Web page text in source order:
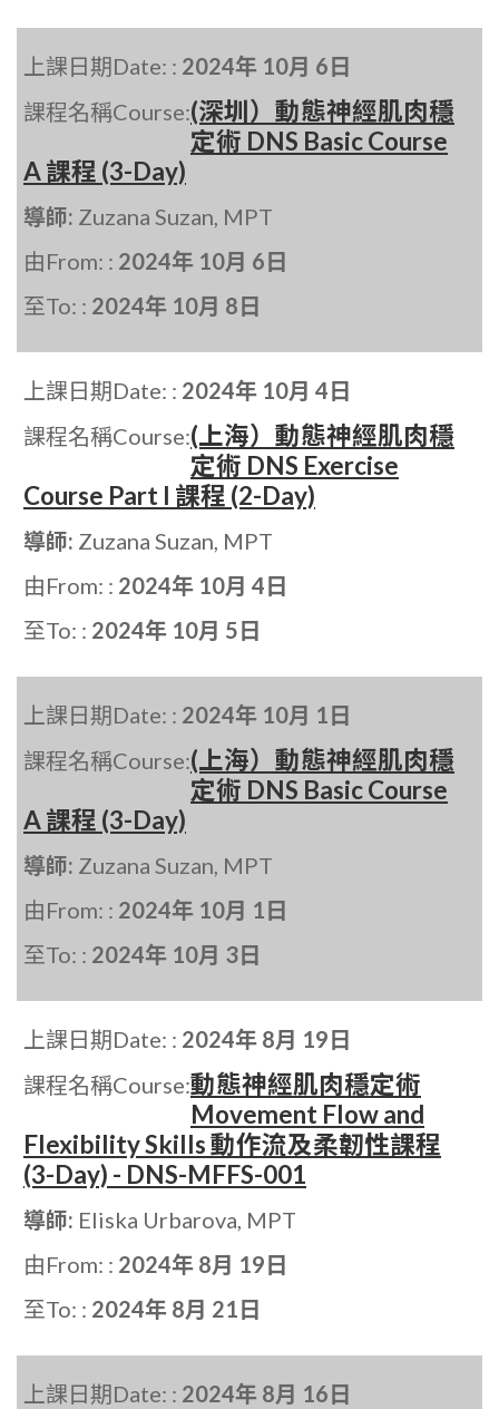
上課日期Date: : 2024年 10月 6日
課程名稱Course:(深圳）動態神經肌肉穩
定術 DNS Basic Course
A 課程 (3-Day)
導師: Zuzana Suzan, MPT
由From: : 2024年 10月 6日
至To: : 2024年 10月 8日
上課日期Date: : 2024年 10月 4日
課程名稱Course:(上海）動態神經肌肉穩
定術 DNS Exercise
Course Part I 課程 (2-Day)
導師: Zuzana Suzan, MPT
由From: : 2024年 10月 4日
至To: : 2024年 10月 5日
上課日期Date: : 2024年 10月 1日
課程名稱Course:(上海）動態神經肌肉穩
定術 DNS Basic Course
A 課程 (3-Day)
導師: Zuzana Suzan, MPT
由From: : 2024年 10月 1日
至To: : 2024年 10月 3日
上課日期Date: : 2024年 8月 19日
課程名稱Course:動態神經肌肉穩定術
Movement Flow and
Flexibility Skills 動作流及柔韌性課程
(3-Day) - DNS-MFFS-001
導師: Eliska Urbarova, MPT
由From: : 2024年 8月 19日
至To: : 2024年 8月 21日
上課日期Date: : 2024年 8月 16日